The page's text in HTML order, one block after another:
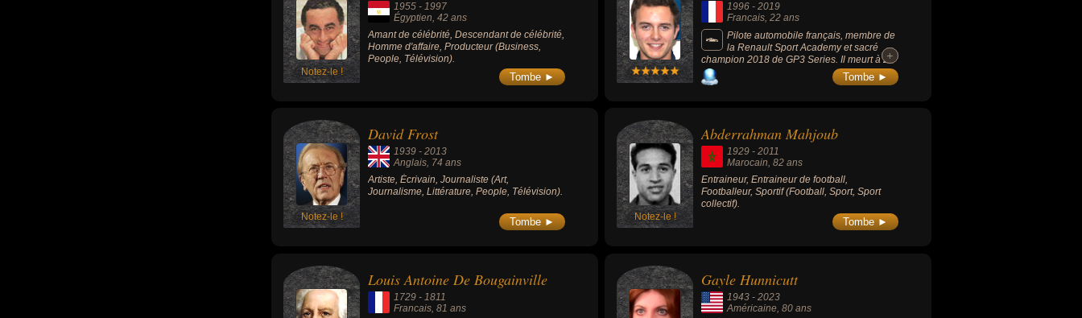
Notez-le !
1955 - 1997
Égyptien, 42 ans
Amant de célébrité, Descendant de célébrité,
Homme d'affaire, Producteur (Business,
People, Télévision).
Tombe ►
1996 -2019
Francais, 22 ans
Pilote automobile français, membre de
la Renault Sport Academy et sacré
champion 2018 de GP3 Series. Il meurt à 22
ans d'un grave accident lors de la 1ère
course de Formule 2.
+
+
Tombe ►
Notez-le !
David Frost
1939 - 2013
Anglais, 74 ans
Artiste, Écrivain, Journaliste (Art,
Journalisme, Littérature, People, Télévision).
Tombe ► Notez-le !
Abderrahman Mahjoub
1929 -2011
Marocain, 82 ans
Entraineur, Entraineur de football,
Footballeur, Sportif (Football, Sport, Sport
collectif).
Tombe ►
Louis Antoine De Bougainville
1729 - 1811
Francais , 81 ans
Gayle Hunnicutt
1943 -2023
Américaine , 80 ans